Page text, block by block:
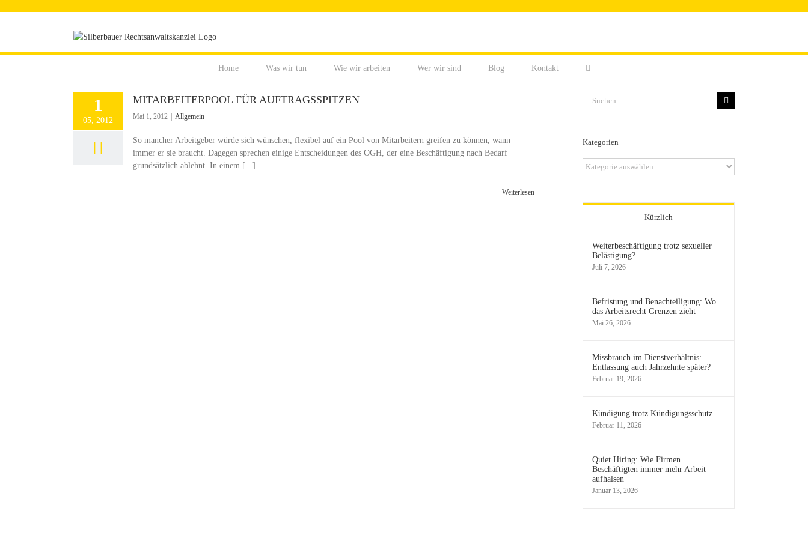
Home Was wir tun Wie wir arbeiten Wer wir sind Blog Kontakt
1
05, 2012
MITARBEITERPOOL FÜR AUFTRAGSSPITZEN
Mai 1, 2012 Allgemein
So mancher Arbeitgeber würde sich wünschen, flexibel auf ein Pool von Mitarbeitern greifen zu können, wann
immer er sie braucht. Dagegen sprechen einige Entscheidungen des OGH, der eine Beschäftigung nach Bedarf
grundsätzlich ablehnt. In einem [...]
Weiterlesen
Suche
nach:
Kategorien
Kategorien
Kürzlich
Weiterbeschäftigung trotz sexueller
Belästigung?
Juli 7, 2026
Befristung und Benachteiligung: Wo
das Arbeitsrecht Grenzen zieht
Mai 26, 2026
Missbrauch im Dienstverhältnis:
Entlassung auch Jahrzehnte später?
Februar 19, 2026
Kündigung trotz Kündigungsschutz
Februar 11, 2026
Quiet Hiring: Wie Firmen
Beschäftigten immer mehr Arbeit
aufhalsen
Januar 13, 2026